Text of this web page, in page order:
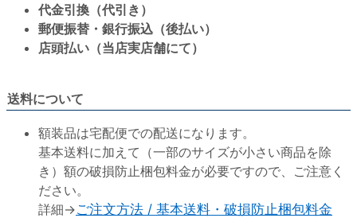
代金引換（代引き）
郵便振替・銀行振込（後払い）
店頭払い（当店実店舗にて）
送料について
額装品は宅配便での配送になります。
基本送料に加えて（一部のサイズが小さい商品を除
き）額の破損防止梱包料金が必要ですので、ご注意く
ださい。
詳細→ご注文方法 / 基本送料・破損防止梱包料金